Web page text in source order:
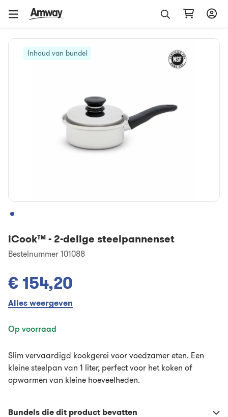
Inhoud van bundel
iCook™- 2-delige steelpannenset
Bestelnummer 101088
€ 154,20
Alles weergeven
Op voorraad
Slim vervaardigd kookgerei voor voedzamer eten. Een
kleine steelpan van 1 liter, perfect voor het koken of
opwarmen van kleine hoeveelheden.
Bundels die dit product bevatten